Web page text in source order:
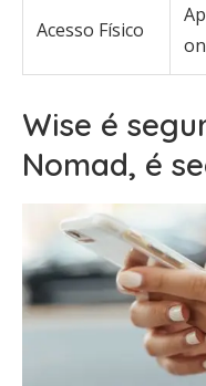
Acesso Físico
Wise é
Nomad, é